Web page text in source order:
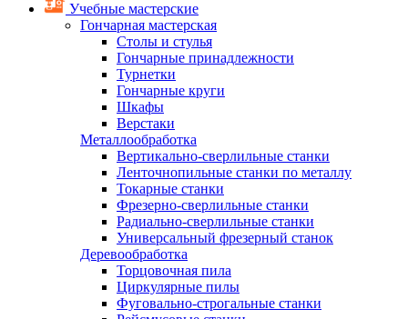
Учебные мастерские
Гончарная мастерская
Столы и стулья
Гончарные принадлежности
Турнетки
Гончарные круги
Шкафы
Верстаки
Металлообработка
Вертикально-сверлильные станки
Ленточнопильные станки по металлу
Токарные станки
Фрезерно-сверлильные станки
Радиально-сверлильные станки
Универсальный фрезерный станок
Деревообработка
Торцовочная пила
Циркулярные пилы
Фуговально-строгальные станки